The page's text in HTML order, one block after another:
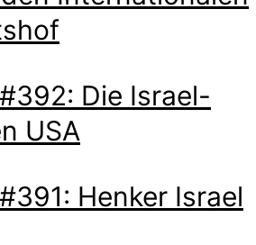
Die Israel-
USA
Henker Israel